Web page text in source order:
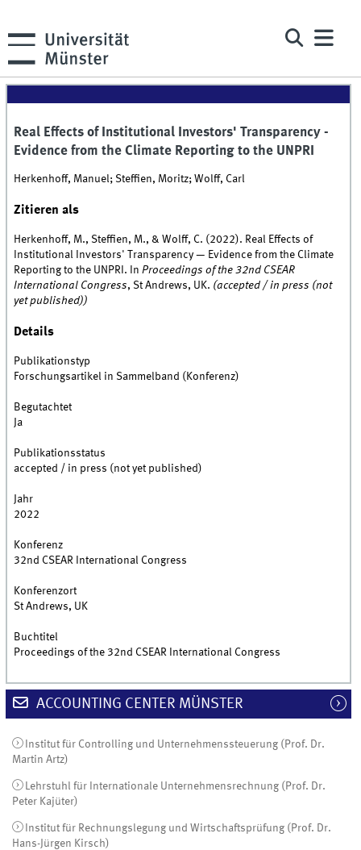
Real Effects of Institutional Investors' Transparency -
Evidence from the Climate Reporting to the UNPRI
Herkenhoff, Manuel; Steffien, Moritz; Wolff, Carl
Zitieren als
Herkenhoff, M., Steffien, M., & Wolff, C. (2022). Real Effects of
Institutional Investors' Transparency — Evidence from the Climate
Reporting to the UNPRI. InProceedings of the 32nd CSEAR
International Congress, St Andrews, UK. (accepted / in press (not
yet published))
Details
Publikationstyp
Forschungsartikel in Sammelband (Konferenz)
Begutachtet
Ja
Publikationsstatus
accepted / in press (not yet published)
Jahr
2022
Konferenz
32nd CSEAR International Congress
Konferenzort
St Andrews, UK
Buchtitel
Proceedings of the 32nd CSEAR International Congress
ACCOUNTING CENTER MÜNSTER
Institut für Controlling und Unternehmenssteuerung (Prof. Dr.
Martin Artz)
Lehrstuhl für Internationale Unternehmensrechnung (Prof. Dr.
Peter Kajüter)
Institut für Rechnungslegung und Wirtschaftsprüfung (Prof. Dr.
Hans-Jürgen Kirsch)